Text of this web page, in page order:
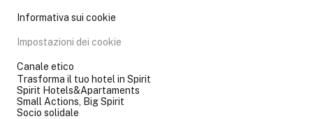
Informativa sui cookie
Impostazioni dei cookie
Canale etico
Trasforma il tuo hotel in Spirit
Spirit Hotels&Apartaments
Small Actions, Big Spirit
Socio solidale